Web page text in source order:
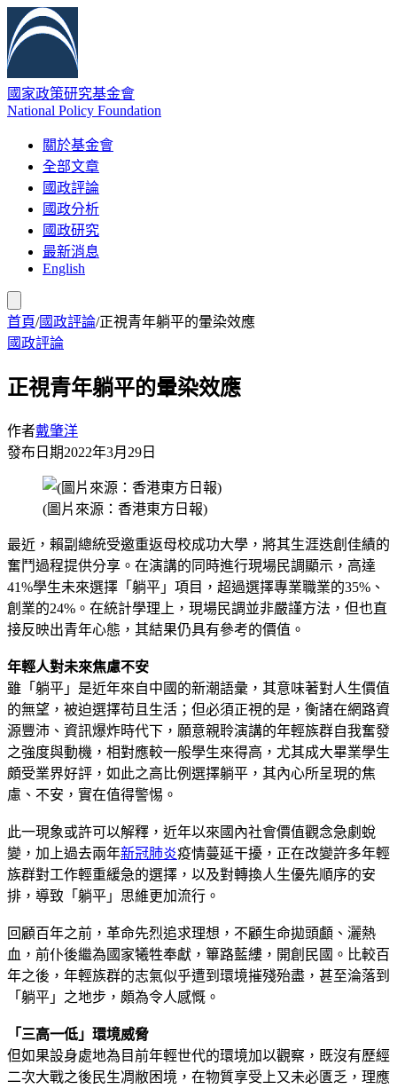
國家政策研究基金會
National Policy Foundation
關於基金會
全部文章
國政評論
國政分析
國政研究
最新消息
English
首頁/國政評論/正視青年躺平的暈染效應
國政評論
正視青年躺平的暈染效應
作者戴肇洋
發布日期2022年3月29日
(圖片來源：香港東方日報)
最近，賴副總統受邀重返母校成功大學，將其生涯迭創佳績的
奮鬥過程提供分享。在演講的同時進行現場民調顯示，高達
41%學生未來選擇「躺平」項目，超過選擇專業職業的35%、
創業的24%。在統計學理上，現場民調並非嚴謹方法，但也直
接反映出青年心態，其結果仍具有參考的價值。
年輕人對未來焦慮不安
雖「躺平」是近年來自中國的新潮語彙，其意味著對人生價值
的無望，被迫選擇苟且生活；但必須正視的是，衡諸在網路資
源豐沛、資訊爆炸時代下，願意親聆演講的年輕族群自我奮發
之強度與動機，相對應較一般學生來得高，尤其成大畢業學生
頗受業界好評，如此之高比例選擇躺平，其內心所呈現的焦
慮、不安，實在值得警惕。
此一現象或許可以解釋，近年以來國內社會價值觀念急劇蛻
變，加上過去兩年新冠肺炎疫情蔓延干擾，正在改變許多年輕
族群對工作輕重緩急的選擇，以及對轉換人生優先順序的安
排，導致「躺平」思維更加流行。
回顧百年之前，革命先烈追求理想，不顧生命拋頭顱、灑熱
血，前仆後繼為國家犧牲奉獻，篳路藍縷，開創民國。比較百
年之後，年輕族群的志氣似乎遭到環境摧殘殆盡，甚至淪落到
「躺平」之地步，頗為令人感慨。
「三高一低」環境威脅
但如果設身處地為目前年輕世代的環境加以觀察，既沒有歷經
二次大戰之後民生凋敝困境，在物質享受上又未必匱乏，理應